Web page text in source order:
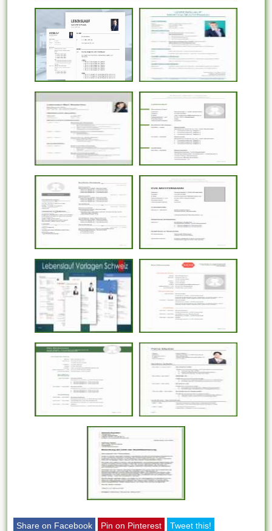
Share on Facebook Pin on Pinterest
Tweet this!